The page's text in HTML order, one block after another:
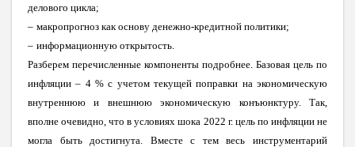
делового цикла;
– макропрогноз как основу денежно-кредитной политики;
– информационную открытость.
Разберем перечисленные компоненты подробнее. Базовая цель по
инфляции – 4 % с учетом текущей поправки на экономическую
внутреннюю и внешнюю экономическую конъюнктуру. Так,
вполне очевидно, что в условиях шока 2022 г. цель по инфляции не
могла быть достигнута. Вместе с тем весь инструментарий